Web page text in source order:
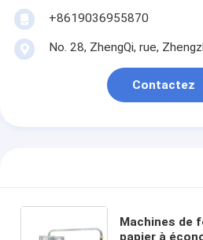
+8619036955870
No. 28, ZhengQi, rue,
Contactez
Machines de
papier à